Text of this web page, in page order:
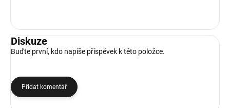
Diskuze
Buďte první, kdo napíše příspěvek k této položce.
Přidat komentář